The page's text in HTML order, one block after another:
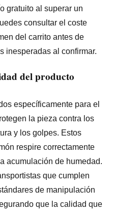
gratuito al superar un
consultar el coste
del carrito antes de
inesperadas al confirmar.
del producto
específicamente para el
la pieza contra los
y los golpes. Estos
respire correctamente
acumulación de humedad.
que cumplen
de manipulación
que la calidad que